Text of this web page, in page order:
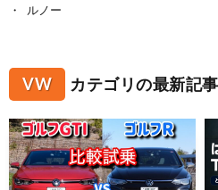
ルノー
VW カテゴリの最新記事